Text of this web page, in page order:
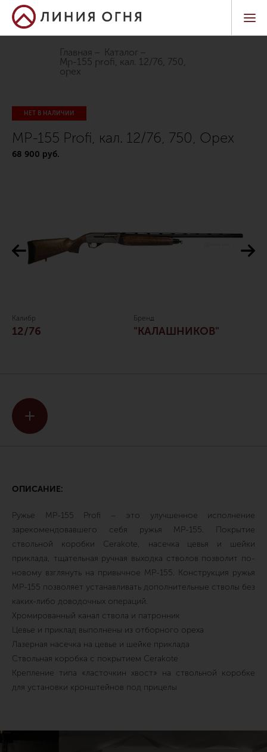
Главная
Каталог
mp-155 profi, кал. 12/76, 750,
орех
НЕТ В НАЛИЧИИ
MP-155 Profi, кал. 12/76, 750, Орех
68 900 руб.
Калибр
12/76
Бренд
"КАЛАШНИКОВ"
ОПИСАНИЕ:
Ружье МР-155 Profi – это улучшенное исполнение
зарекомендовавшего себя ружья МР-155. Покрытие
ствольной коробки Cerakote, насечка цевья и шейки
приклада, тщательная ручная выходка стволов позволит по-
новому взглянуть на привычное МР-155. Конструкция ружья
МР-155 позволяет устанавливать дополнительные стволы без
каких-либо доводочных операций.
Хромированный канал ствола и патронник
Цевье и приклад выполнены из отборного ореха
Лазерная насечка на цевье и шейке приклада
Ствольная коробка с покрытием Cerakote
Крепление типа «ласточкин хвост» на ствольной коробке
для установки кронштейнов под прицелы